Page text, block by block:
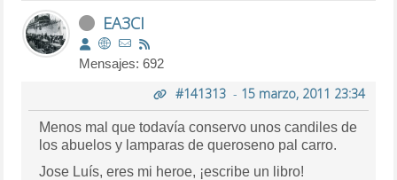
EA3CI
Mensajes: 692
#141313- 15 marzo, 2011 23:34
Menos mal que todavía conservo unos candiles de
los abuelos y lamparas de queroseno pal carro.
Jose Luís, eres mi heroe, ¡escribe un libro!